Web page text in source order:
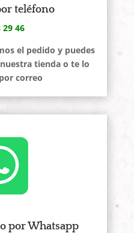
teléfono
29 46
el pedido y puedes
tienda o te lo
correo
por Whatsapp